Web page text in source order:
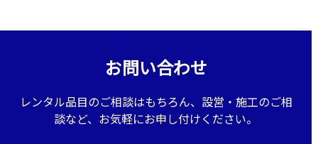
お問い合わせ
レンタル品目のご相談はもちろん、設営・施工のご相
談など、お気軽にお申し付けください。